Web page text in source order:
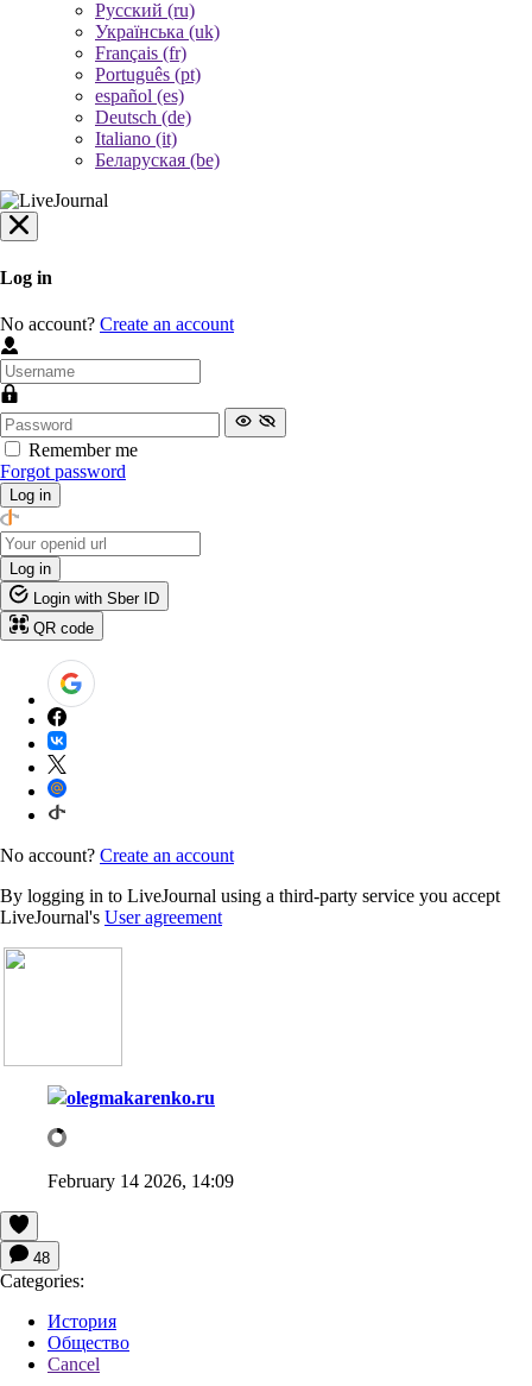
Русский (ru)
Українська (uk)
Français (fr)
Português (pt)
español (es)
Deutsch (de)
Italiano (it)
Беларуская (be)
Log in
No account? Create an account
Remember me
Forgot password
Log in
Log in
Login with Sber ID
QR code
No account? Create an account
By logging in to LiveJournal using a third-party service you accept
LiveJournal's User agreement
olegmakarenko.ru
February 14 2026, 14:09
48
Categories:
История
Общество
Cancel